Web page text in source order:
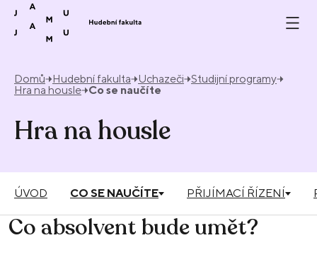
Přeskočit na obsah
Domů Hudební fakulta Uchazeči Studijní programy
Hra na housle Co se naučíte
Hra na housle
ÚVOD CO SE NAUČÍTE PŘIJÍMACÍ ŘÍZENÍ
Co absolvent bude umět?